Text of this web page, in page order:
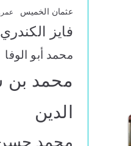
عثمان الخميس
فايز الكندري
محمد أبو الوفا
محمد
الدين
محمد حسن